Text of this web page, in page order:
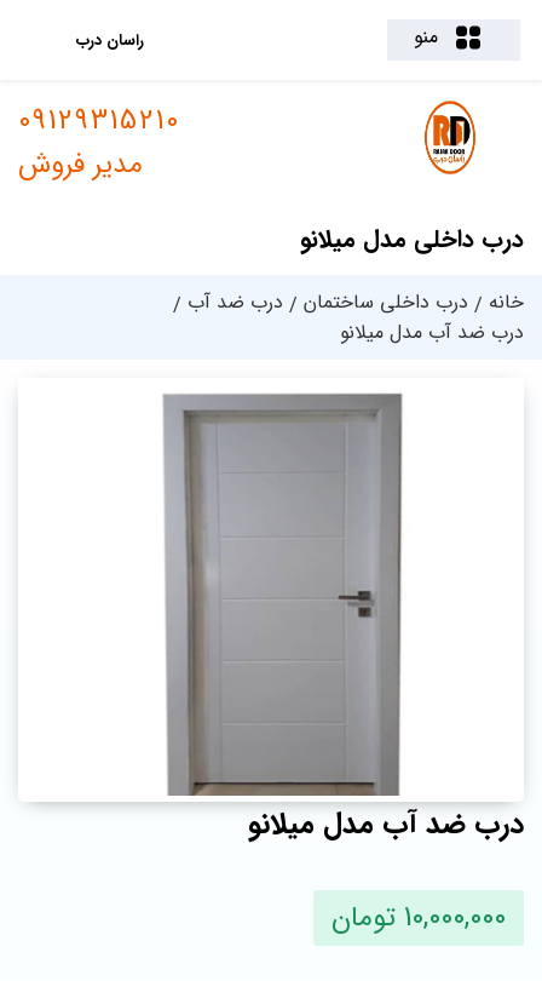
منو راسان درب
درب داخلی مدل میلانو
09129315210
مدیر فروش
خانه درب داخلی ساختمان
درب ضد آب
درب ضد آب مدل میلانو
درب ضد آب مدل میلانو
10,000,000 تومان